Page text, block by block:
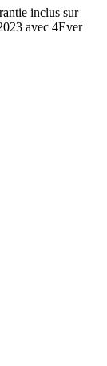
inclus sur
avec 4Ever